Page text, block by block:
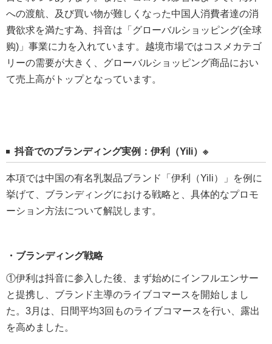
への渡航、及び買い物が難しくなった中国人消費者達の消
費欲求を満たす為、抖音は「グローバルショッピング(全球
购)」事業に力を入れています。越境市場ではコスメカテゴ
リーの需要が大きく、グローバルショッピング商品におい
て売上高がトップとなっています。
抖音でのブランディング実例：伊利（Yili）※
本項では中国の有名乳製品ブランド「伊利（Yili）」を例に
挙げて、ブランディングにおける戦略と、具体的なプロモ
ーション方法について解説します。
・ブランディング戦略
①伊利は抖音に参入した後、まず始めにインフルエンサー
と提携し、ブランド主導のライブコマースを開始しまし
た。3月は、日間平均3回ものライブコマースを行い、露出
を高めました。